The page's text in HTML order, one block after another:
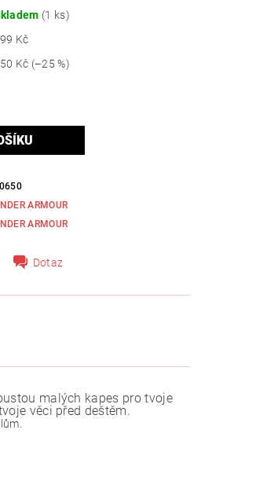
(1 ks)
Kč
Kč (–25 %)
ARMOUR
ARMOUR
Dotaz
malých kapes pro tvoje
věci před deštěm.